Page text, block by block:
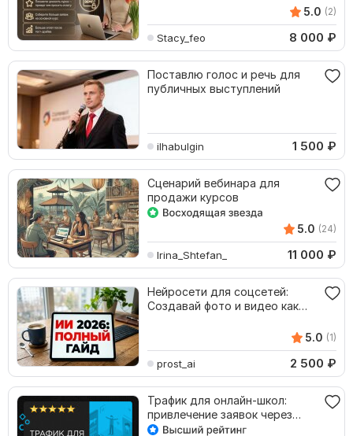
5.0 (2)
Stacy_feo 8 000 ₽
Поставлю голос и речь для
публичных выступлений
ilhabulgin 1 500 ₽
Сценарий вебинара для
продажи курсов
5.0 (24)
Irina_Shtefan_ 11 000 ₽
Нейросети для соцсетей:
Создавай фото и видео как
5.0 (1)
prost_ai 2 500 ₽
Трафик для онлайн-школ:
привлечение заявок через
рекламу под ключ